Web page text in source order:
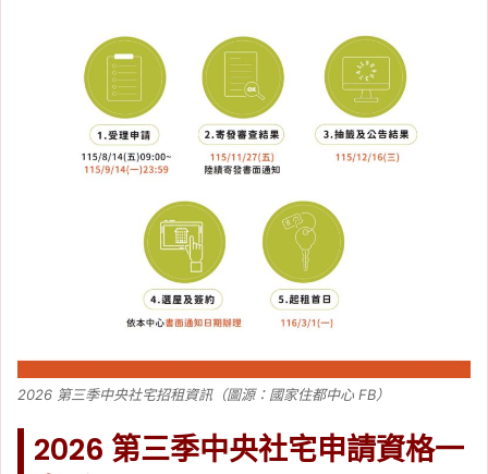
2026 第三季中央社宅招租資訊（圖源：國家住都中心 FB）
2026 第三季中央社宅申請資格一